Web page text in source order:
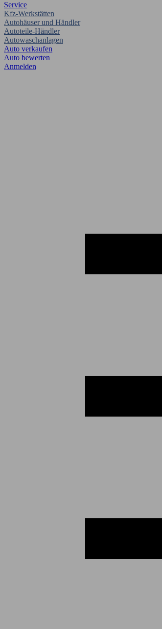
Service
Kfz-Werkstätten
Autohäuser und Händler
Autoteile-Händler
Autowaschanlagen
Auto verkaufen
Auto bewerten
Anmelden